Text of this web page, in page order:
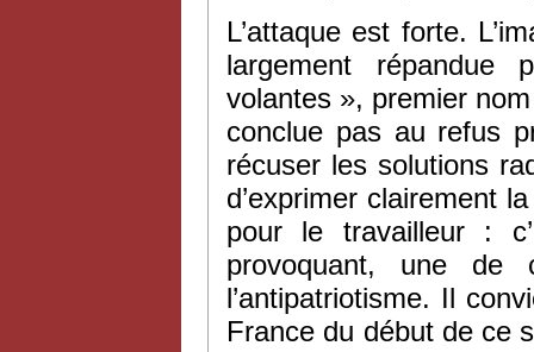
L’attaque est forte.
largement
volantes », premier
conclue pas au refus
récuser les solutions
d’exprimer clairement
pour le travailleur :
provoquant, une
l’antipatriotisme. Il
France du début de ce